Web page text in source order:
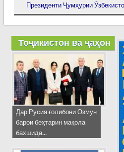
Президенти Ҷумҳурии
Тоҷикистон ва ҷаҳон
Дар Русия ғолибони Озмун
барои беҳтарин мақола
бахшида...